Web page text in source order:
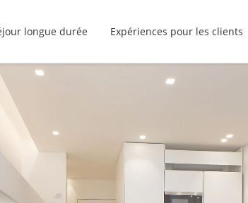
longue durée Expériences pour les clients